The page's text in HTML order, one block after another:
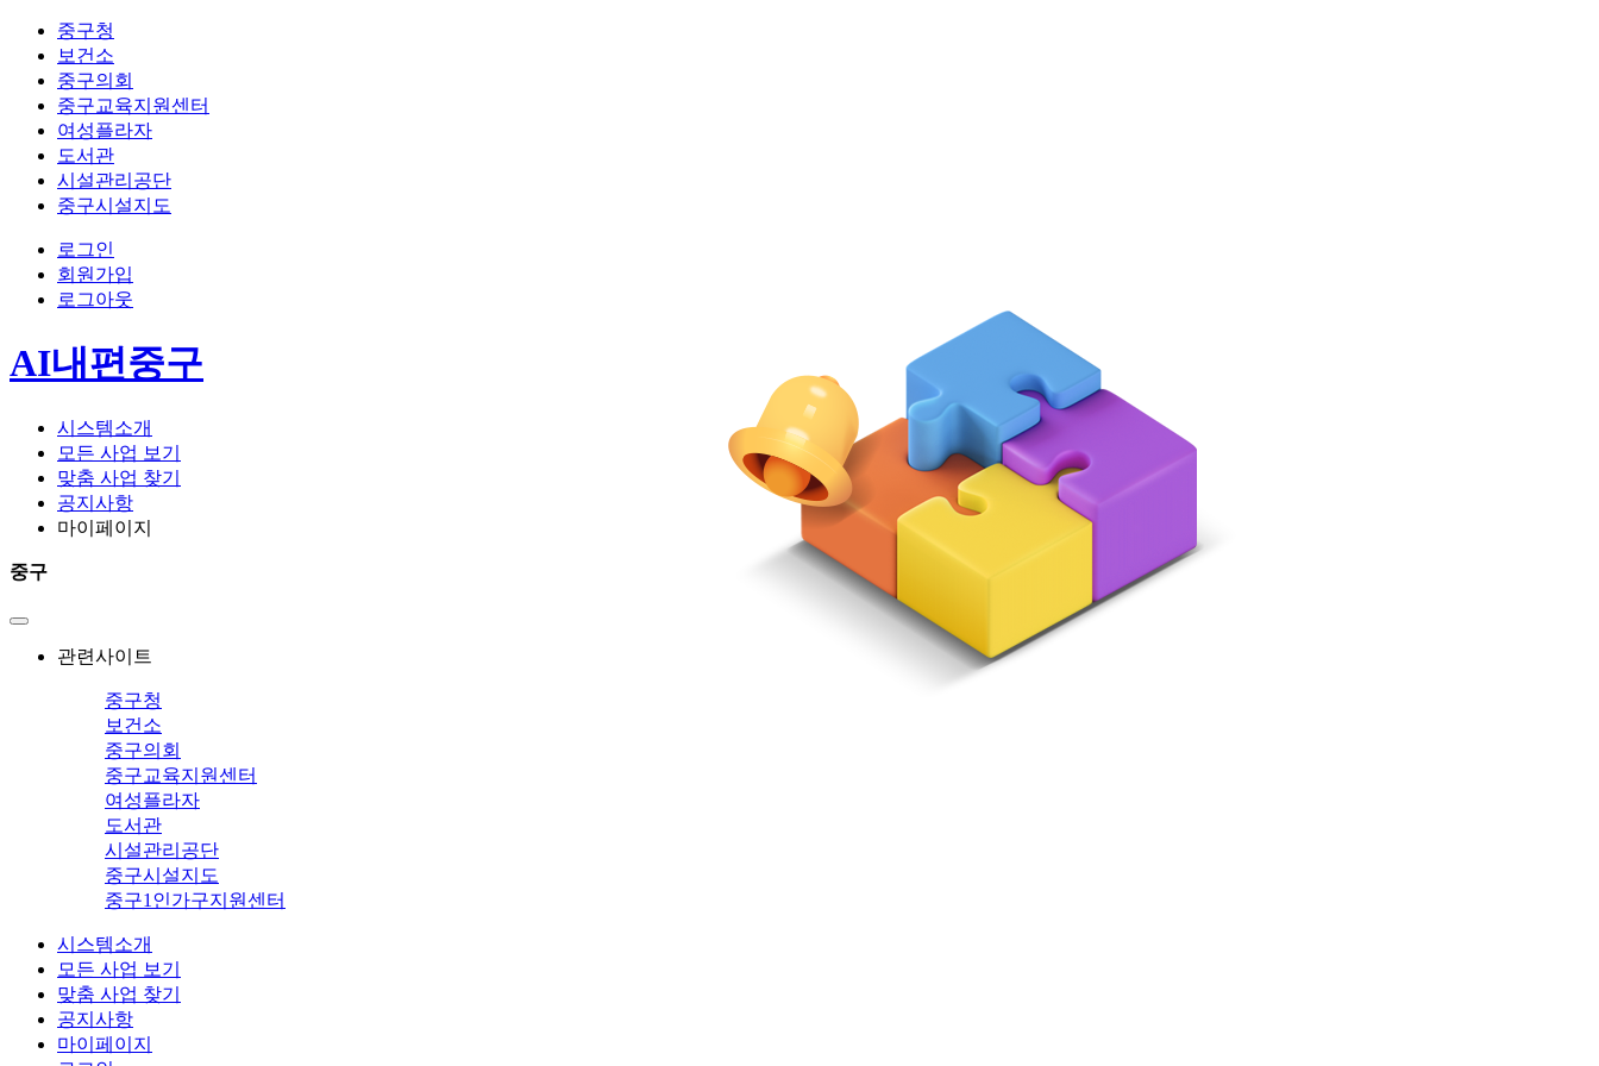
중구청
보건소
중구의회
중구교육지원센터
여성플라자
도서관
시설관리공단
중구시설지도
로그인
회원가입
로그아웃
AI내편중구
시스템소개
모든 사업 보기
맞춤 사업 찾기
공지사항
마이페이지
중구
관련사이트
중구청
보건소
중구의회
중구교육지원센터
여성플라자
도서관
시설관리공단
중구시설지도
중구1인가구지원센터
시스템소개
모든 사업 보기
맞춤 사업 찾기
공지사항
마이페이지